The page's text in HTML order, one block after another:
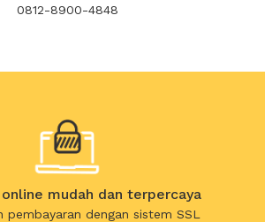
0812-8900-4848
online mudah dan terpercaya
pembayaran dengan sistem SSL